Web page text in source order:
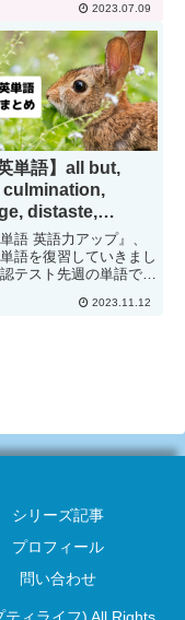
downlife-
wordsb...
2023.07.09
単語】all but,
distaste,
単語 英語力アップ』、
語を復習していきまし
テスト先週の単語で
2023.11.12
シリーズ記事
プロフィール
問い合わせ